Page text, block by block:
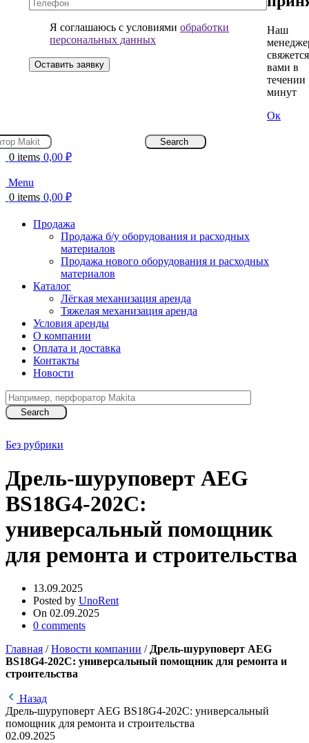
Я соглашаюсь с условиямиобработки
персональных данных
Наш
вами в
течении
минут
Ок
Search
0 items 0,00 ₽
Menu
0 items 0,00 ₽
Продажа
Продажа б/у оборудования и расходных
материалов
Продажа нового оборудования и расходных
материалов
Каталог
Лёгкая механизация аренда
Тяжелая механизация аренда
Условия аренды
О компании
Оплата и доставка
Контакты
Новости
Search
Без рубрики
Дрель-шуруповерт AEG
BS18G4-202C:
универсальный помощник
для ремонта и строительства
13.09.2025
Posted by UnoRent
On 02.09.2025
0 comments
Главная /Новости компании /Дрель-шуруповерт AEG
BS18G4-202C: универсальный помощник для ремонта и
строительства
Назад
Дрель-шуруповерт AEG BS18G4-202C: универсальный
помощник для ремонта и строительства
02.09.2025